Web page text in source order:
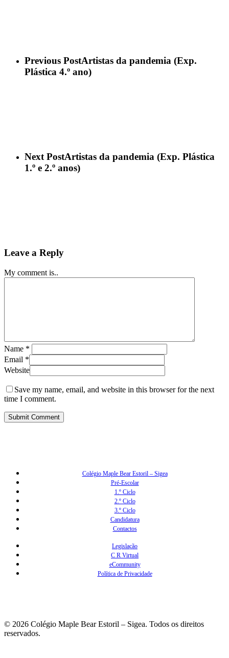
Previous PostArtistas da pandemia (Exp.
Plástica 4.º ano)
Next PostArtistas da pandemia (Exp. Plástica
1.º e 2.º anos)
Leave a Reply
My comment is..
Name *
Email *
Website
Save my name, email, and website in this browser for the next
time I comment.
Colégio Maple Bear Estoril – Sigea
Pré-Escolar
1.º Ciclo
2.º Ciclo
3.º Ciclo
Candidatura
Contactos
Legislação
C R Virtual
eCommunity
Política de Privacidade
© 2026 Colégio Maple Bear Estoril – Sigea. Todos os direitos
reservados.